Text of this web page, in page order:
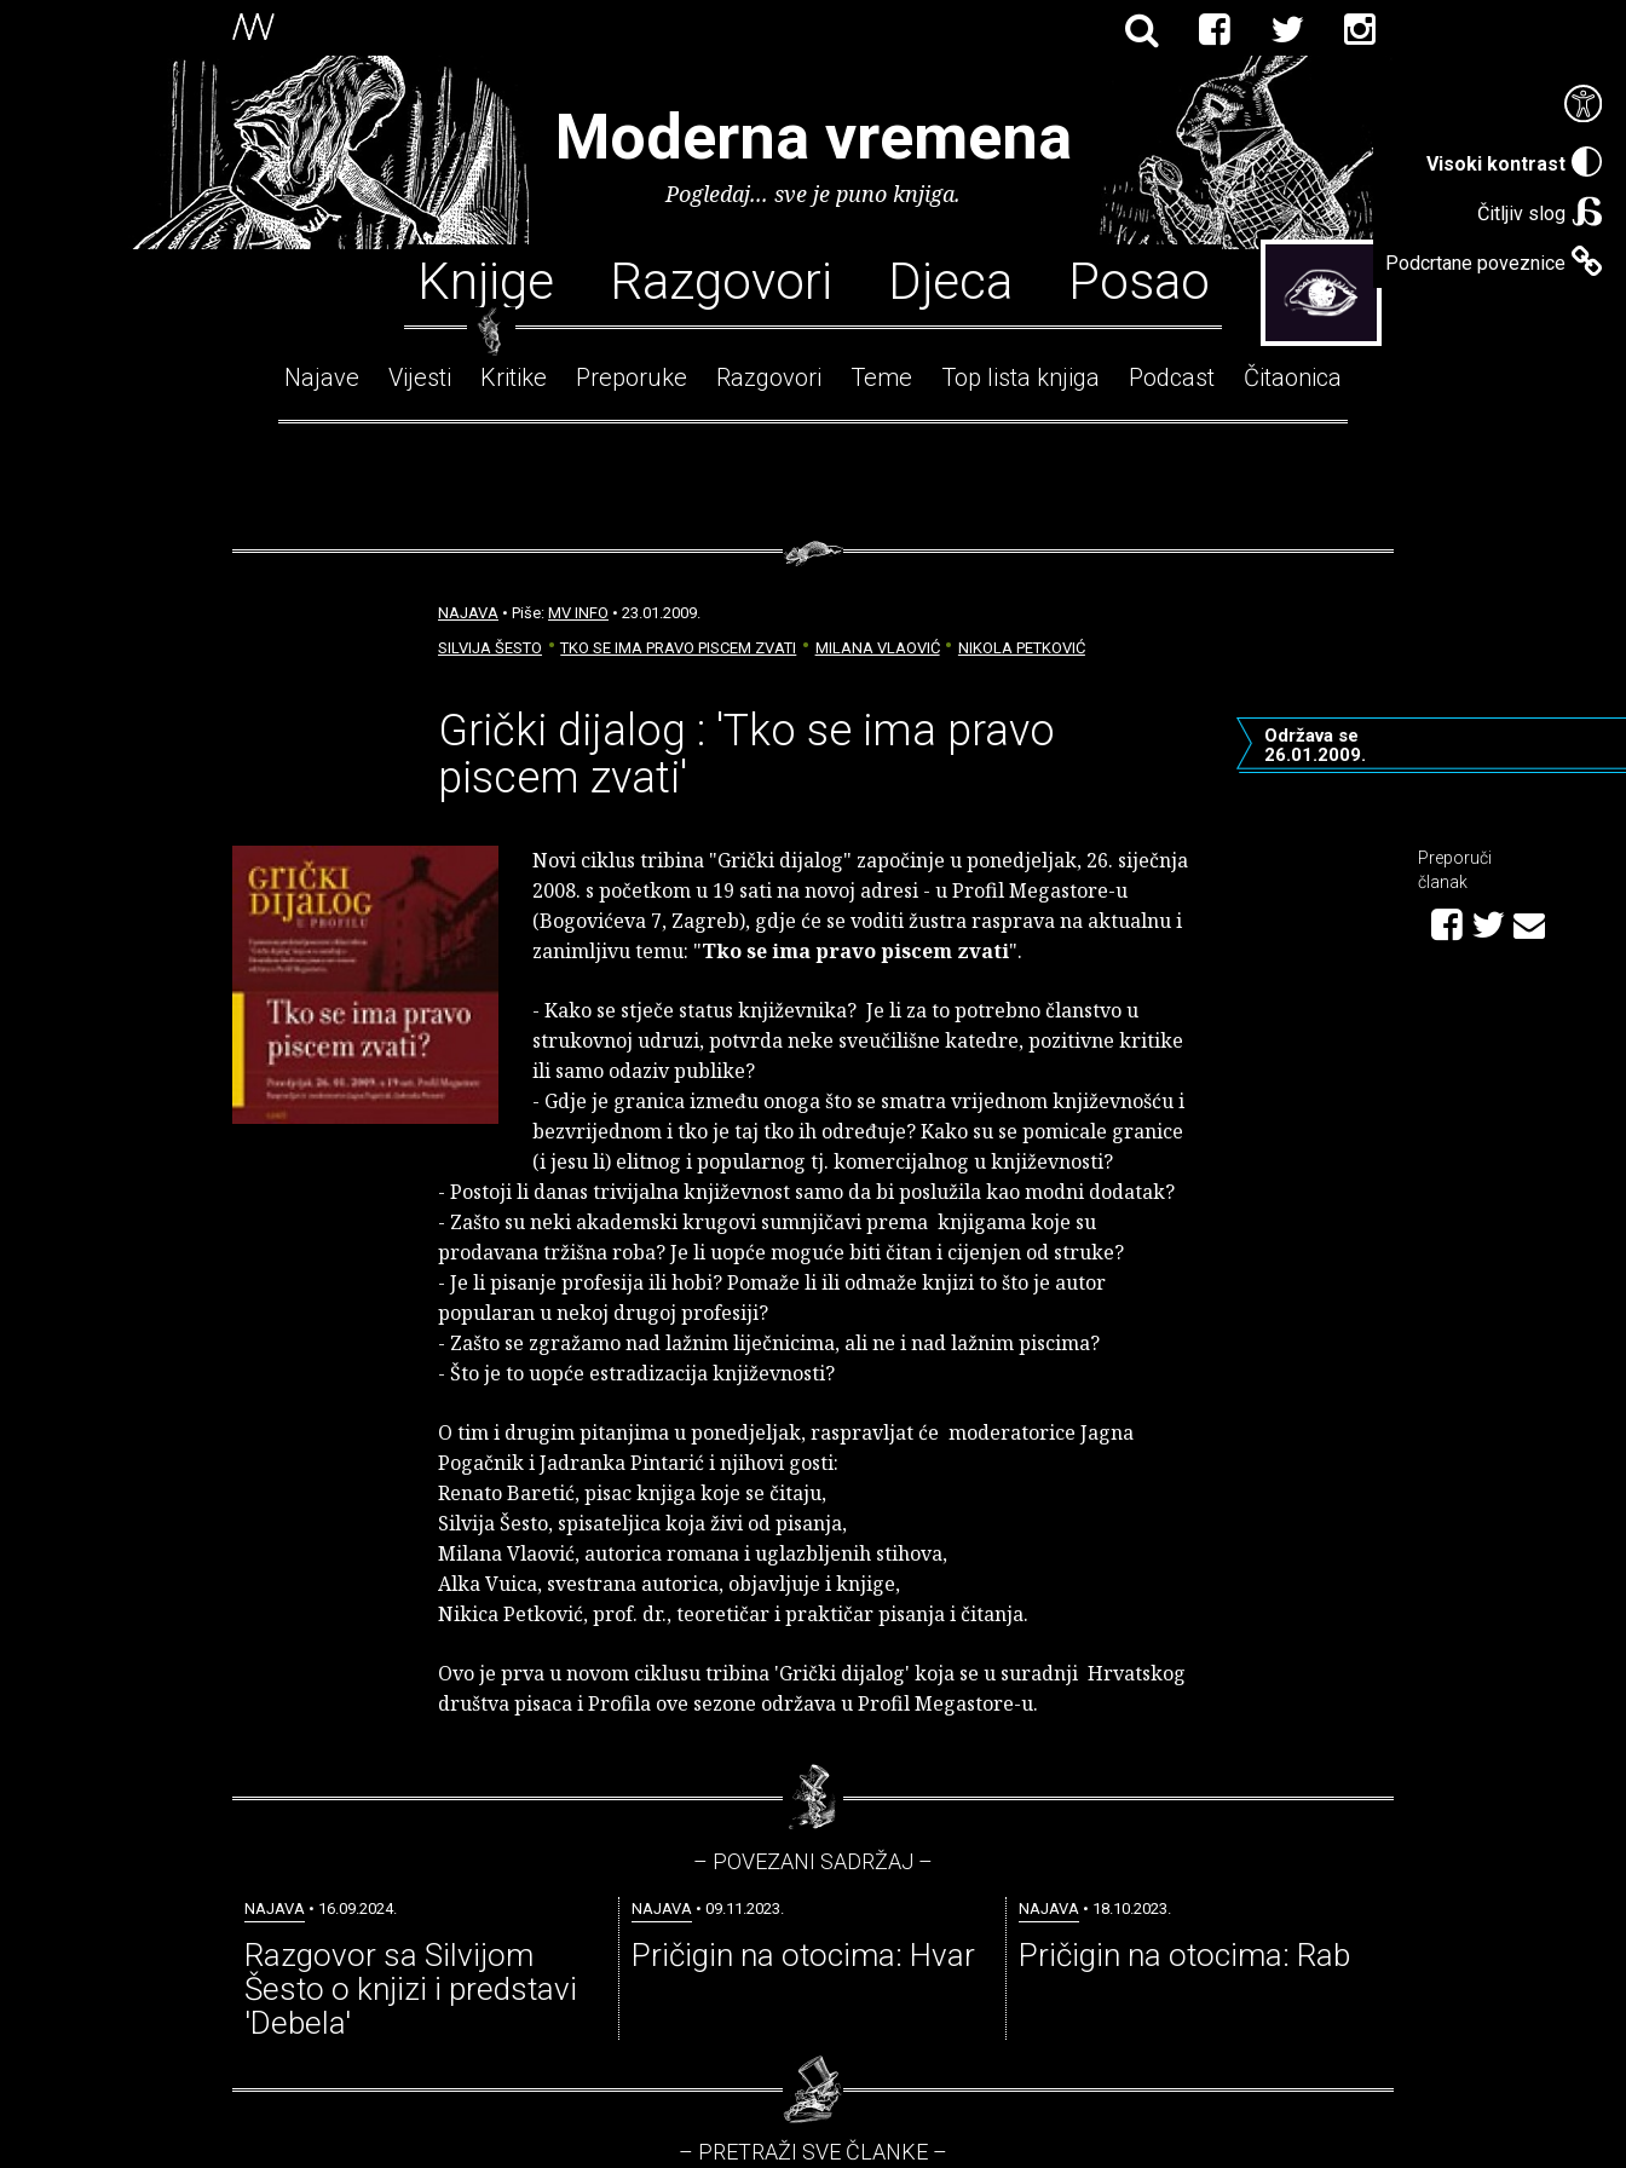
Visoki kontrast
Čitljiv slog
Podcrtane poveznice
Moderna vremena
Pogledaj... sve je puno knjiga.
Knjige Razgovori Djeca Posao
Najave Vijesti Kritike Preporuke Razgovori Teme Top lista knjiga Podcast Čitaonica
NAJAVA • Piše: MV INFO • 23.01.2009.
SILVIJA ŠESTO
TKO SE IMA PRAVO PISCEM ZVATI MILANA VLAOVIĆ NIKOLA PETKOVIĆ
Grički dijalog : 'Tko se ima pravo
piscem zvati'
Održava se
26.01.2009.
Novi ciklus tribina "Grički dijalog" započinje u ponedjeljak, 26. siječnja
2008. s početkom u 19 sati na novoj adresi - u Profil Megastore-u
(Bogovićeva 7, Zagreb), gdje će se voditi žustra rasprava na aktualnu i
zanimljivu temu: "Tko se ima pravo piscem zvati".
- Kako se stječe status književnika? Je li za to potrebno članstvo u
strukovnoj udruzi, potvrda neke sveučilišne katedre, pozitivne kritike
ili samo odaziv publike?
- Gdje je granica između onoga što se smatra vrijednom književnošću i
bezvrijednom i tko je taj tko ih određuje? Kako su se pomicale granice
(i jesu li) elitnog i popularnog tj. komercijalnog u književnosti?
- Postoji li danas trivijalna književnost samo da bi poslužila kao modni dodatak?
- Zašto su neki akademski krugovi sumnjičavi prema knjigama koje su
prodavana tržišna roba? Je li uopće moguće biti čitan i cijenjen od struke?
- Je li pisanje profesija ili hobi? Pomaže li ili odmaže knjizi to što je autor
popularan u nekoj drugoj profesiji?
- Zašto se zgražamo nad lažnim liječnicima, ali ne i nad lažnim piscima?
- Što je to uopće estradizacija književnosti?
O tim i drugim pitanjima u ponedjeljak, raspravljat će moderatorice Jagna
Pogačnik i Jadranka Pintarić i njihovi gosti:
Renato Baretić, pisac knjiga koje se čitaju,
Silvija Šesto, spisateljica koja živi od pisanja,
Milana Vlaović, autorica romana i uglazbljenih stihova,
Alka Vuica, svestrana autorica, objavljuje i knjige,
Nikica Petković, prof. dr., teoretičar i praktičar pisanja i čitanja.
Ovo je prva u novom ciklusu tribina 'Grički dijalog' koja se u suradnji Hrvatskog
društva pisaca i Profila ove sezone održava u Profil Megastore-u.
Preporuči
članak
– POVEZANI SADRŽAJ –
NAJAVA • 16.09.2024.
Razgovor sa Silvijom
Šesto o knjizi i predstavi
'Debela'
NAJAVA • 09.11.2023.
Pričigin na otocima: Hvar
NAJAVA • 18.10.2023.
Pričigin na otocima: Rab
– PRETRAŽI SVE ČLANKE –